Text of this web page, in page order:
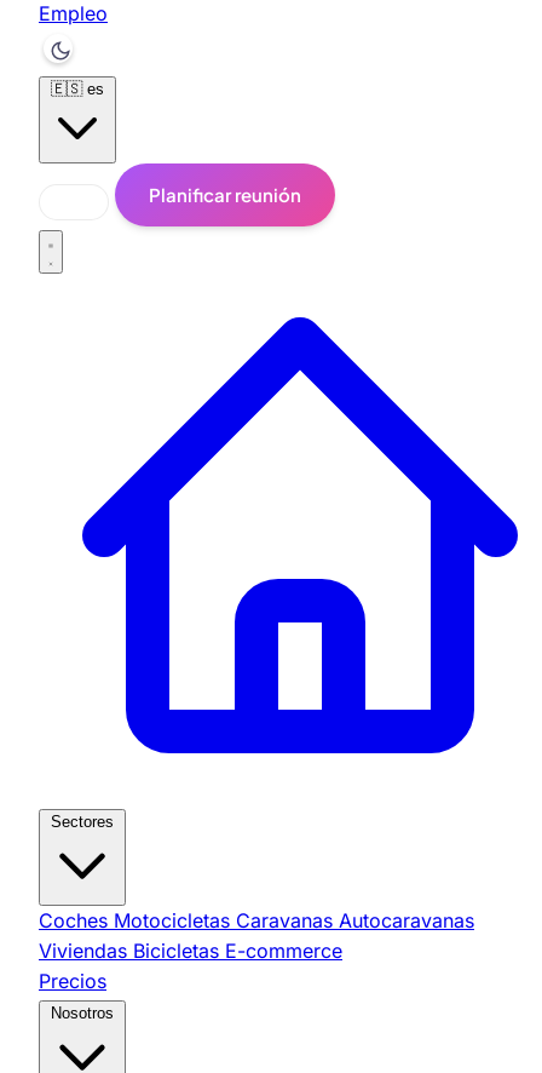
Empleo
🇪🇸 es
Planificar reunión
Coches Motocicletas Caravanas Autocaravanas
Viviendas Bicicletas E-commerce
Precios